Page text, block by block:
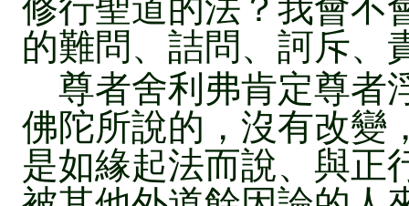
修行聖道的法？我會不
的難問、詰問、訶斥、
尊者舍利弗肯定尊者
佛陀所說的，沒有改變
是如緣起法而說、與正